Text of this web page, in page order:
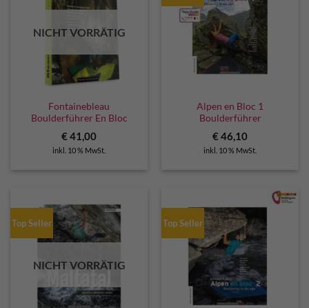
NICHT VORRÄTIG
Fontainebleau
Boulderführer En Bloc
€41,00
inkl. 10 % MwSt.
Alpen en Bloc 1
Boulderführer
€46,10
inkl. 10 % MwSt.
Top Seller
NICHT VORRÄTIG
Top Seller